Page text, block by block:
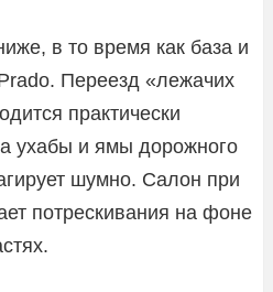
в то время как база и
Переезд «лежачих
практически
ухабы и ямы дорожного
шумно. Салон при
потрескивания на фоне